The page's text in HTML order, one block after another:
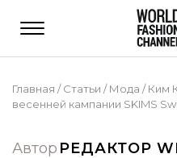
Главная /Статьи /Мода /Ким
весенней кампании SKIMS
Автор РЕДАКТОР